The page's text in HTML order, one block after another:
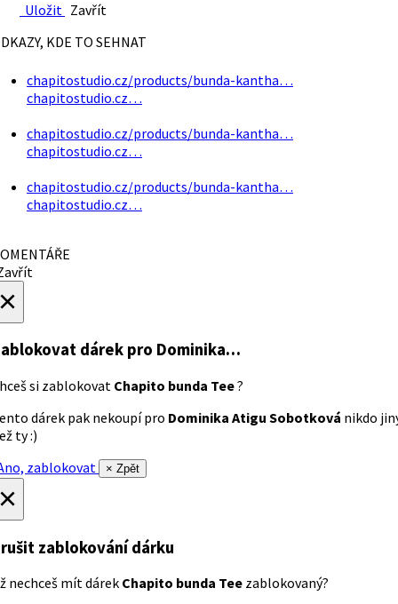
Uložit Zavřít
KDE TO SEHNAT
chapitostudio.cz/products/bunda-kantha…
chapitostudio.cz…
chapitostudio.cz/products/bunda-kantha…
chapitostudio.cz…
chapitostudio.cz/products/bunda-kantha…
chapitostudio.cz…
dárek pro Dominika…
si zablokovat Chapito bunda Tee?
dárek pak nekoupí pro Dominika Atigu Sobotková nikdo
ty :)
zablokovat
× Zpět
zablokování dárku
nechceš mít dárek Chapito bunda Tee zablokovaný?